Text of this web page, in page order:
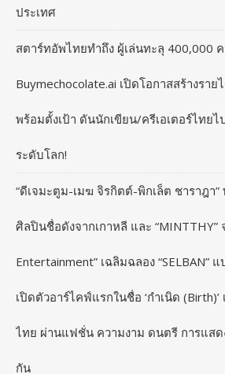
ประเทศ
สตาร์ทอัพไทยทำถึง ผู้เล่นทะลุ 400,000
Buymechocolate.ai เปิดโอกาสสร้างรา
พร้อมตั้งเป้า ดันนักเขียน/ครีเอเตอร์ไทย
ระดับโลก!
“ดีเจมะตูม-เมฆ จิรกิตต์-พิกเล็ต ชาราฎา”
ศิลปินชื่อดังจากเกาหลี และ “MINTTHY”
Entertainment” เฉลิมฉลอง “SELBAN”
เปิดตัวอาร์ไคฟ์แรกในชื่อ ‘กำเนิด (Birth)’
ไทย ผ่านแฟชั่น ความงาม ดนตรี การแสด
กัน